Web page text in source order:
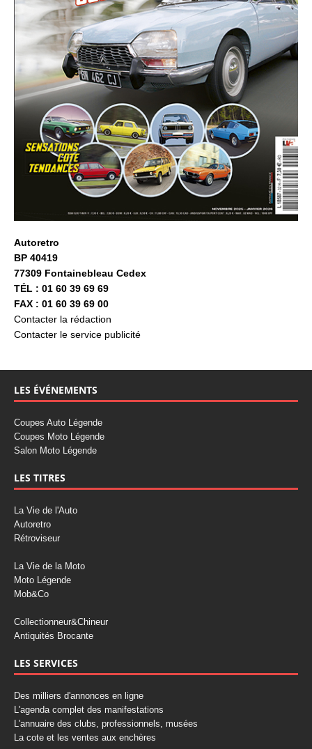
Autoretro
BP 40419
77309 Fontainebleau Cedex
TÉL : 01 60 39 69 69
FAX : 01 60 39 69 00
Contacter la rédaction
Contacter le service publicité
LES ÉVÉNEMENTS
Coupes Auto Légende
Coupes Moto Légende
Salon Moto Légende
LES TITRES
La Vie de l'Auto
Autoretro
Rétroviseur
La Vie de la Moto
Moto Légende
Mob&Co
Collectionneur&Chineur
Antiquités Brocante
LES SERVICES
Des milliers d'annonces en ligne
L'agenda complet des manifestations
L'annuaire des clubs, professionnels, musées
La cote et les ventes aux enchères